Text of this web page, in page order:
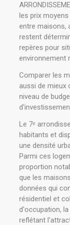
les prix
entre maisons,
restent
repères pour
environnement
Comparer les
aussi de mieux
niveau de
Le 7ᵉ
habitants et
une densité
Parmi ces
proportion
que les
données qui
résidentiel et
d'occupation,
reflétant